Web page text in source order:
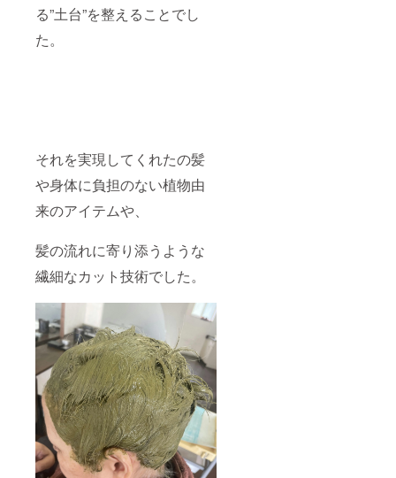
る”土台”を整えることでし
た。
それを実現してくれたの髪
や身体に負担のない植物由
来のアイテムや、
髪の流れに寄り添うような
繊細なカット技術でした。